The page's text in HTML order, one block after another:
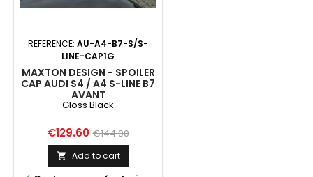
REFERENCE: AU-A4-B7-S/S-
LINE-CAP1G
MAXTON DESIGN - SPOILER
CAP AUDI S4 / A4 S-LINE B7
AVANT
Gloss Black
Price
€129.60 Regular
price
€144.00
 Add to cart